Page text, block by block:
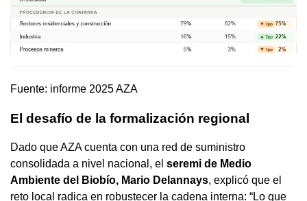
Fuente: informe 2025 AZA
El desafío de la formalización regional
Dado que AZA cuenta con una red de suministro
consolidada a nivel nacional, el seremi de Medio
Ambiente del Biobío, Mario Delannays, explicó que el
reto local radica en robustecer la cadena interna: “Lo que